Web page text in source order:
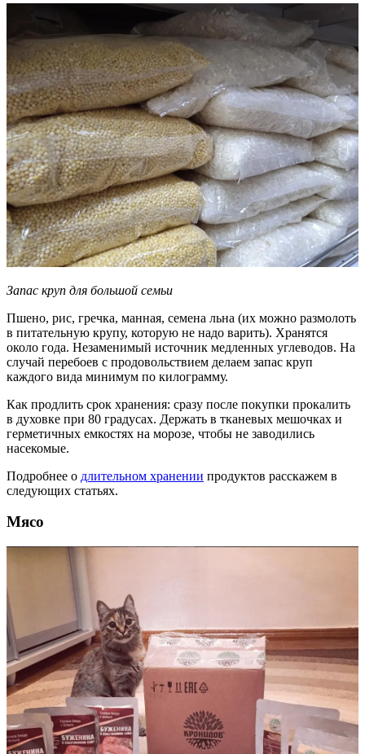
Запас круп для большой семьи
Пшено, рис, гречка, манная, семена льна (их можно размолоть
в питательную крупу, которую не надо варить). Хранятся
около года. Незаменимый источник медленных углеводов. На
случай перебоев с продовольствием делаем запас круп
каждого вида минимум по килограмму.
Как продлить срок хранения: сразу после покупки прокалить
в духовке при 80 градусах. Держать в тканевых мешочках и
герметичных емкостях на морозе, чтобы не заводились
насекомые.
Подробнее о длительном хранении продуктов расскажем в
следующих статьях.
Мясо